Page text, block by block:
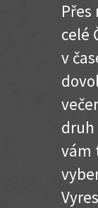
celé
v
druh
vám